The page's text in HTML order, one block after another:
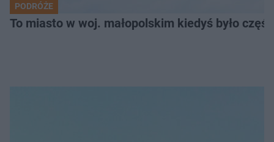
PODRÓŻE
To miasto w woj. małopolskim kiedyś było